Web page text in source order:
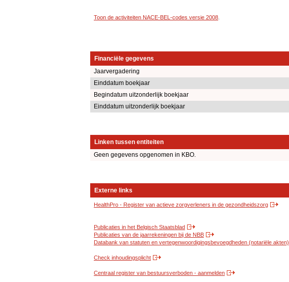
Toon de activiteiten NACE-BEL-codes versie 2008
Financiële gegevens
Jaarvergadering
Einddatum boekjaar
Begindatum uitzonderlijk boekjaar
Einddatum uitzonderlijk boekjaar
Linken tussen entiteiten
Geen gegevens opgenomen in KBO.
Externe links
HealthPro - Register van actieve zorgverleners in de gezondheidszorg
Publicaties in het Belgisch Staatsblad
Publicaties van de jaarrekeningen bij de NBB
Databank van statuten en vertegenwoordigingsbevoegdheden (notariële akten)
Check inhoudingsplicht
Centraal register van bestuursverboden - aanmelden